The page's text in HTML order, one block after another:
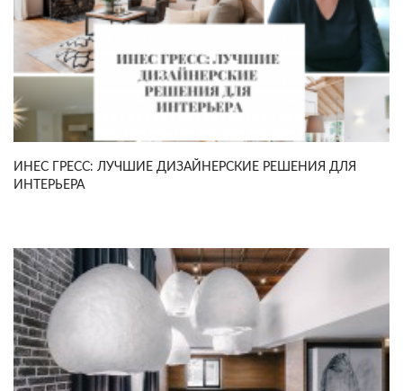
ИНЕС ГРЕСС: ЛУЧШИЕ ДИЗАЙНЕРСКИЕ РЕШЕНИЯ ДЛЯ
ИНТЕРЬЕРА